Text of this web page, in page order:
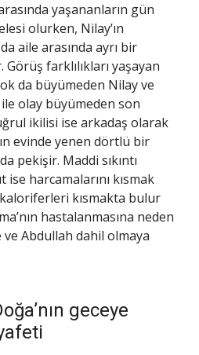
yaşananların gün
olurken, Nilay’ın
aile arasında ayrı bir
farklılıkları yaşayan
da büyümeden Nilay ve
ile olay büyümeden son
ikilisi ise arkadaş olarak
evinde yenen dörtlü bir
pekişir. Maddi sıkıntı
harcamalarını kısmak
kısmakta bulur
hastalanmasına neden
Abdullah dahil olmaya
geceye